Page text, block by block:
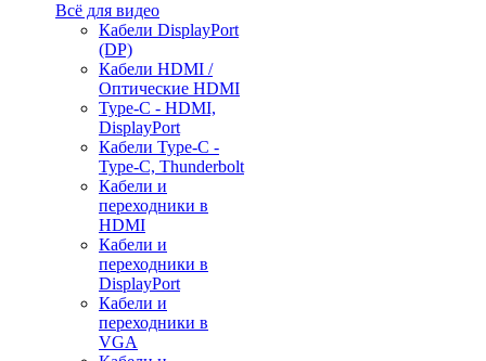
Всё для видео
Кабели DisplayPort
(DP)
Кабели HDMI /
Оптические HDMI
Type-C - HDMI,
DisplayPort
Кабели Type-C -
Type-C, Thunderbolt
Кабели и
переходники в
HDMI
Кабели и
переходники в
DisplayPort
Кабели и
переходники в
VGA